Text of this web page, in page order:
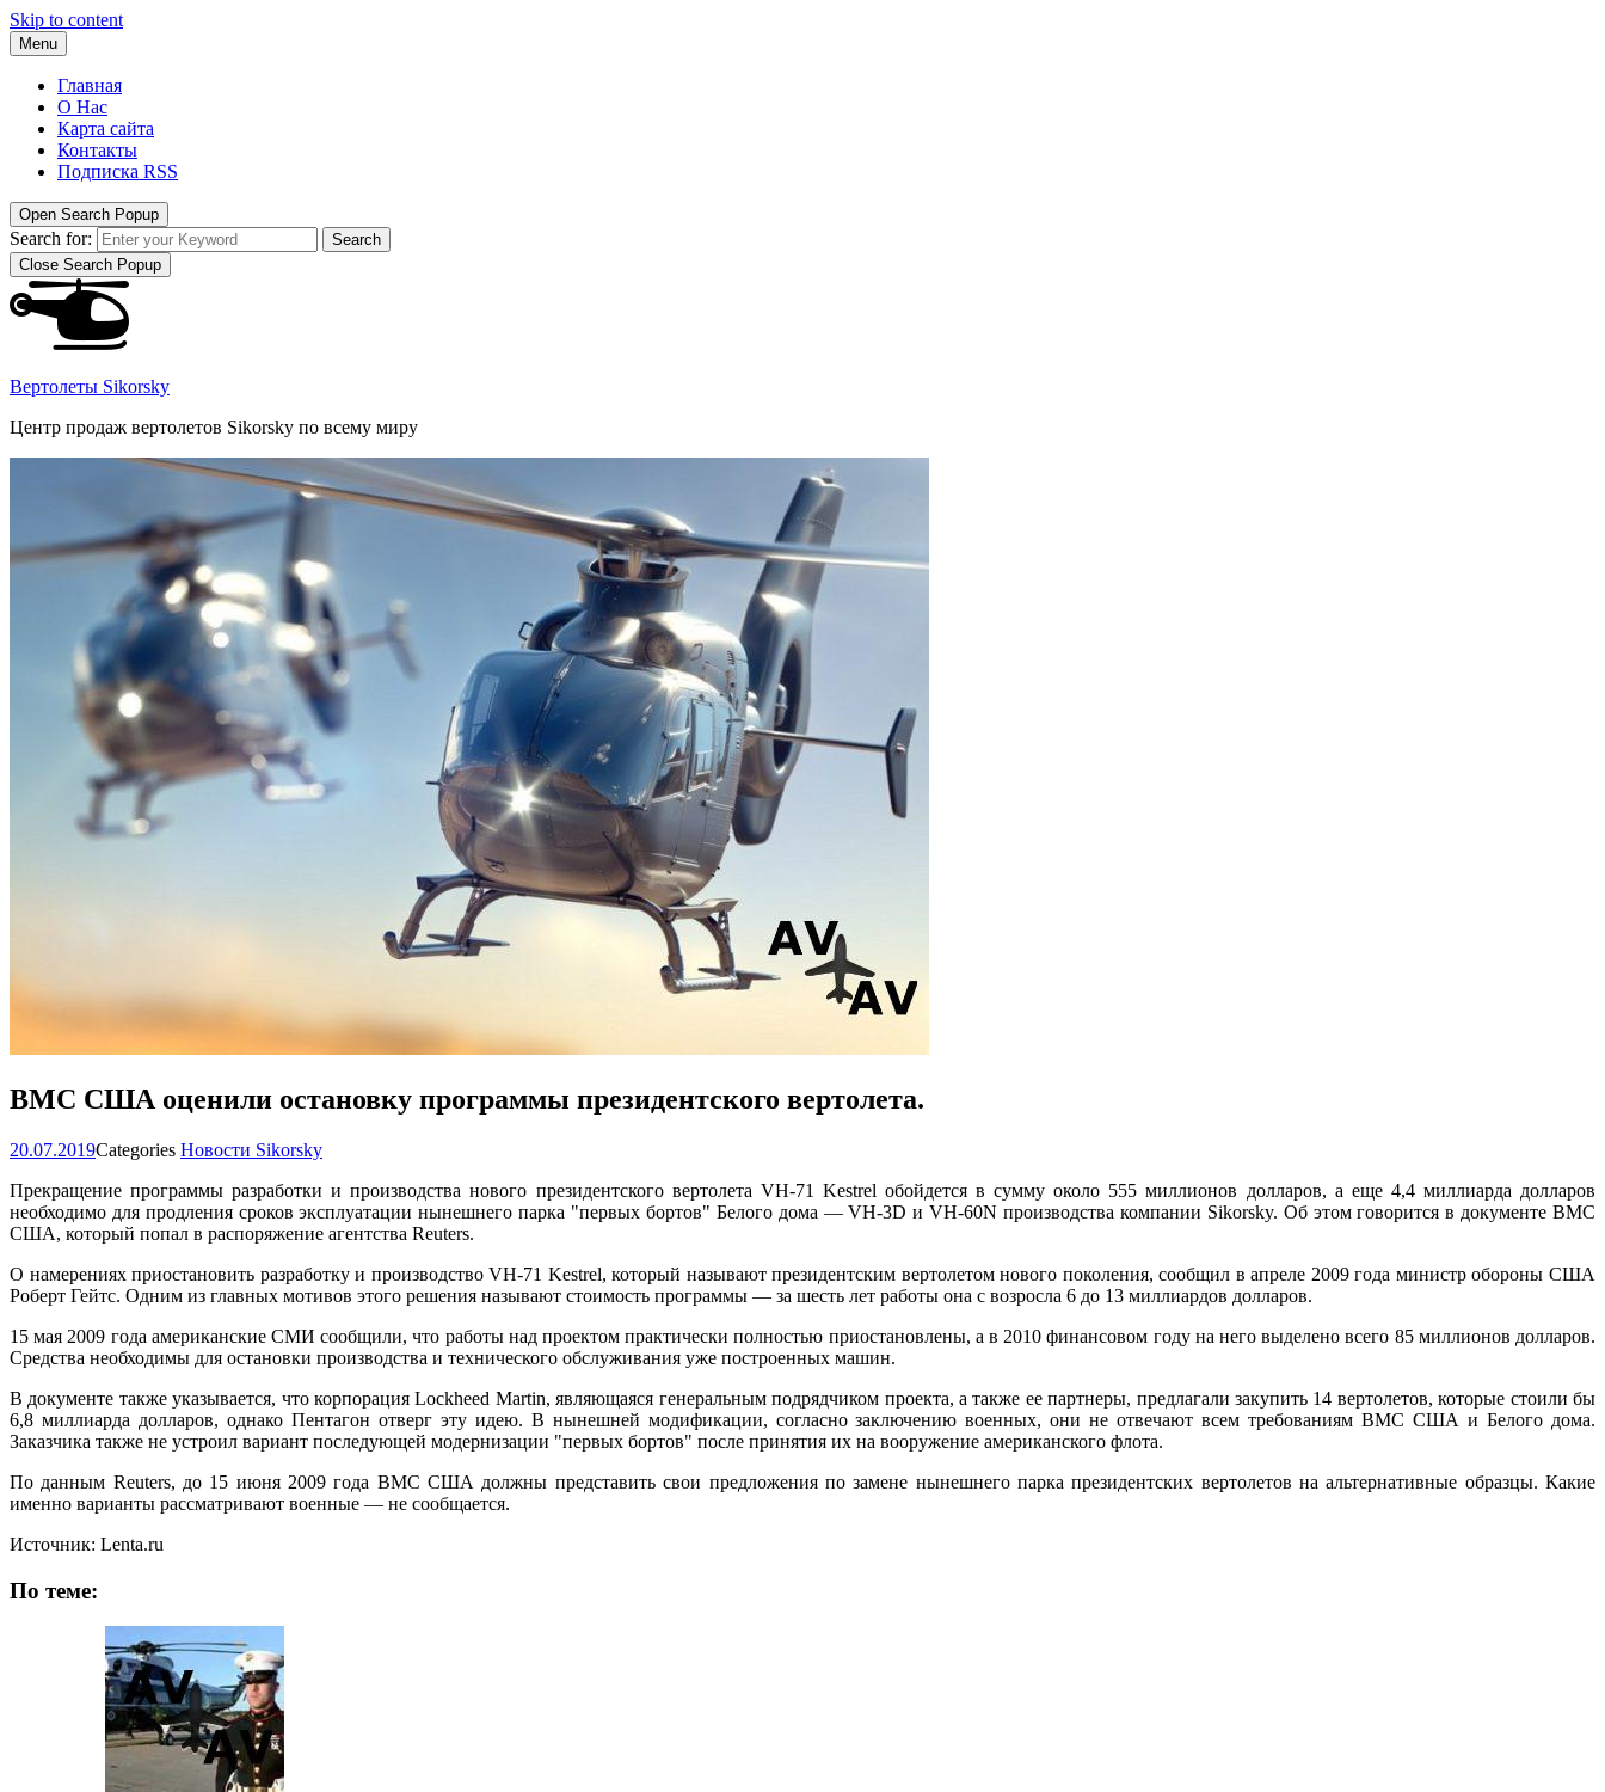
Skip to content
Menu
Главная
О Нас
Карта сайта
Контакты
Подписка RSS
Open Search Popup
Search for:
Search
Close Search Popup
Вертолеты Sikorsky
Центр продаж вертолетов Sikorsky по всему миру
ВМС США оценили остановку программы президентского вертолета.
20.07.2019Categories Новости Sikorsky
Прекращение программы разработки и производства нового президентского вертолета VH-71 Kestrel обойдется в сумму около 555 миллионов долларов, а еще 4,4 миллиарда долларов
необходимо для продления сроков эксплуатации нынешнего парка "первых бортов" Белого дома — VH-3D и VH-60N производства компании Sikorsky. Об этом говорится в документе ВМС
США, который попал в распоряжение агентства Reuters.
О намерениях приостановить разработку и производство VH-71 Kestrel, который называют президентским вертолетом нового поколения, сообщил в апреле 2009 года министр обороны США
Роберт Гейтс. Одним из главных мотивов этого решения называют стоимость программы — за шесть лет работы она с возросла 6 до 13 миллиардов долларов.
15 мая 2009 года американские СМИ сообщили, что работы над проектом практически полностью приостановлены, а в 2010 финансовом году на него выделено всего 85 миллионов долларов.
Средства необходимы для остановки производства и технического обслуживания уже построенных машин.
В документе также указывается, что корпорация Lockheed Martin, являющаяся генеральным подрядчиком проекта, а также ее партнеры, предлагали закупить 14 вертолетов, которые стоили бы
6,8 миллиарда долларов, однако Пентагон отверг эту идею. В нынешней модификации, согласно заключению военных, они не отвечают всем требованиям ВМС США и Белого дома.
Заказчика также не устроил вариант последующей модернизации "первых бортов" после принятия их на вооружение американского флота.
По данным Reuters, до 15 июня 2009 года ВМС США должны представить свои предложения по замене нынешнего парка президентских вертолетов на альтернативные образцы. Какие
именно варианты рассматривают военные — не сообщается.
Источник: Lenta.ru
По теме: